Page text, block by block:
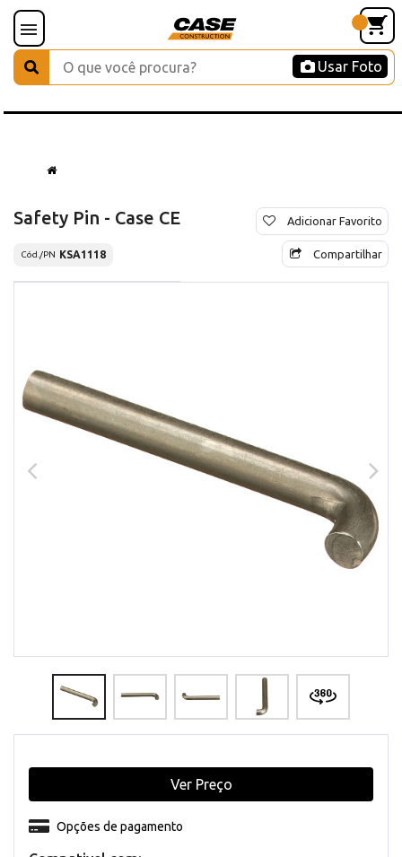
Usar Foto
Safety Pin - Case CE
Cód./PN KSA1118
Adicionar Favorito
Compartilhar
Opções de pagamento
Ver Preço